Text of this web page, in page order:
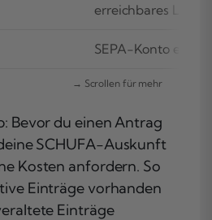
erreichbares Limit
SEPA-Konto
Bevor du einen Antrag
SCHUFA-Auskunft
Kosten anfordern. So
Einträge vorhanden
Einträge